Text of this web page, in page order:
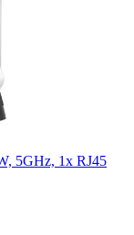
5GHz, 1x RJ45